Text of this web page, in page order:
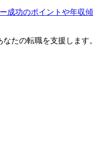
成功のポイントや年収傾
なたの転職を支援します。